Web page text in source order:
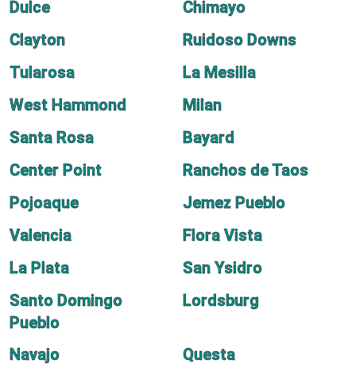
Dulce
Chimayo
Clayton
Ruidoso Downs
Tularosa
La Mesilla
West Hammond
Milan
Santa Rosa
Bayard
Center Point
Ranchos de Taos
Pojoaque
Jemez Pueblo
Valencia
Flora Vista
La Plata
San Ysidro
Santo Domingo
Pueblo
Lordsburg
Navajo
Questa